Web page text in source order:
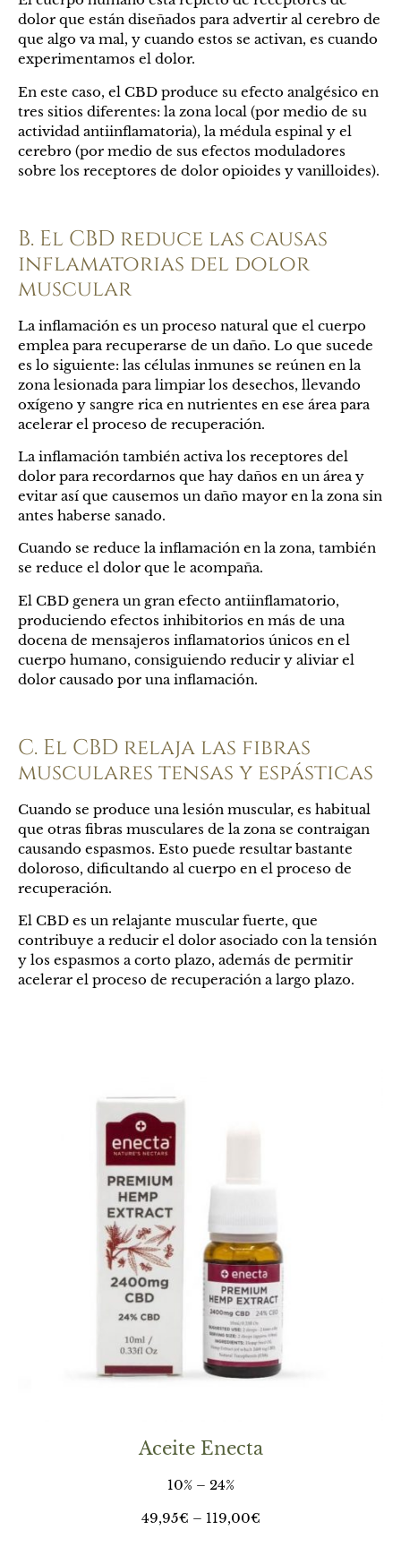
dolor que están diseñados para advertir al cerebro de
que algo va mal, y cuando estos se activan, es cuando
experimentamos el dolor.
En este caso, el CBD produce su efecto analgésico en
tres sitios diferentes: la zona local (por medio de su
actividad antiinflamatoria), la médula espinal y el
cerebro (por medio de sus efectos moduladores
sobre los receptores de dolor opioides y vanilloides).
B. El CBD reduce las causas
inflamatorias del dolor
muscular
La inflamación es un proceso natural que el cuerpo
emplea para recuperarse de un daño. Lo que sucede
es lo siguiente: las células inmunes se reúnen en la
zona lesionada para limpiar los desechos, llevando
oxígeno y sangre rica en nutrientes en ese área para
acelerar el proceso de recuperación.
La inflamación también activa los receptores del
dolor para recordarnos que hay daños en un área y
evitar así que causemos un daño mayor en la zona sin
antes haberse sanado.
Cuando se reduce la inflamación en la zona, también
se reduce el dolor que le acompaña.
El CBD genera un gran efecto antiinflamatorio,
produciendo efectos inhibitorios en más de una
docena de mensajeros inflamatorios únicos en el
cuerpo humano, consiguiendo reducir y aliviar el
dolor causado por una inflamación.
C. El CBD relaja las fibras
musculares tensas y espásticas
Cuando se produce una lesión muscular, es habitual
que otras fibras musculares de la zona se contraigan
causando espasmos. Esto puede resultar bastante
doloroso, dificultando al cuerpo en el proceso de
recuperación.
El CBD es un relajante muscular fuerte, que
contribuye a reducir el dolor asociado con la tensión
y los espasmos a corto plazo, además de permitir
acelerar el proceso de recuperación a largo plazo.
Aceite Enecta
10% – 24%
49,95€ – 119,00€